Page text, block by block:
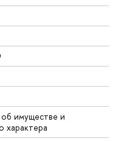
имуществе и
характера